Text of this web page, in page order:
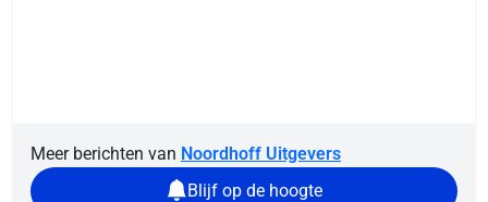
Meer berichten van Noordhoff Uitgevers
Blijf op de hoogte